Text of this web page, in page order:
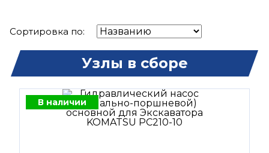
Сортировка по:
Узлы в сборе
В наличии